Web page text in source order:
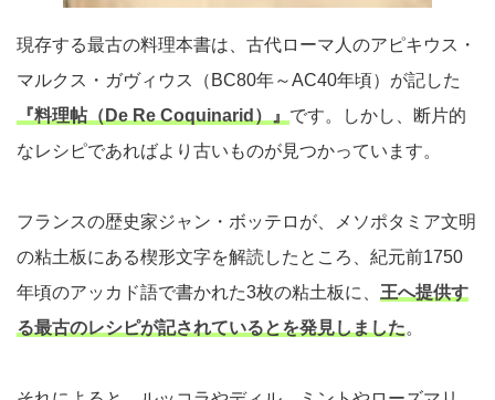
現存する最古の料理本書は、古代ローマ人のアピキウス・
マルクス・ガヴィウス（BC80年～AC40年頃）が記した
『料理帖（De Re Coquinarid）』 です。しかし、断片的
なレシピであればより古いものが見つかっています。
フランスの歴史家ジャン・ボッテロが、メソポタミア文明
の粘土板にある楔形文字を解読したところ、紀元前1750
年頃のアッカド語で書かれた3枚の粘土板に、 王へ提供す
る最古のレシピが記されているとを発見しました。